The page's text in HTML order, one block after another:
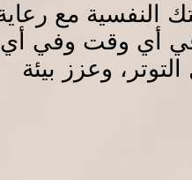
النفسية مع
في أي وقت وفي أي
وعزز بيئة